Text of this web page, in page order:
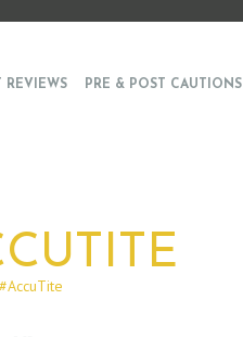
REVIEWS PRE & POST CAUTIONS